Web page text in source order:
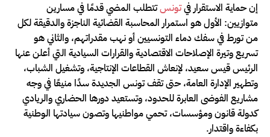
إن حماية الاستقرار فيتونستتطلب المضي قدمًا في مسارين
متوازيين: الأول هو استمرار المحاسبة القضائية الناجزة والدقيقة لكل
من تورط في سفك دماء التونسيين أو نهب مقدراتهم، والثاني هو
تسريع وتيرة الإصلاحات الاقتصادية والقرارات السيادية التي أعلن عنها
الرئيس قيس سعيد، لإنعاش القطاعات الإنتاجية، وتشغيل الشباب،
وتطهير الإدارة العامة، حتى تقف تونس الجديدة سدًا منيعًا في وجه
مشاريع الفوضى العابرة للحدود، وتستعيد دورها الحضاري والريادي
كدولة قانون ومؤسسات، تحمي مواطنيها وتصون سيادتها الوطنية
بكفاءة واقتدار.